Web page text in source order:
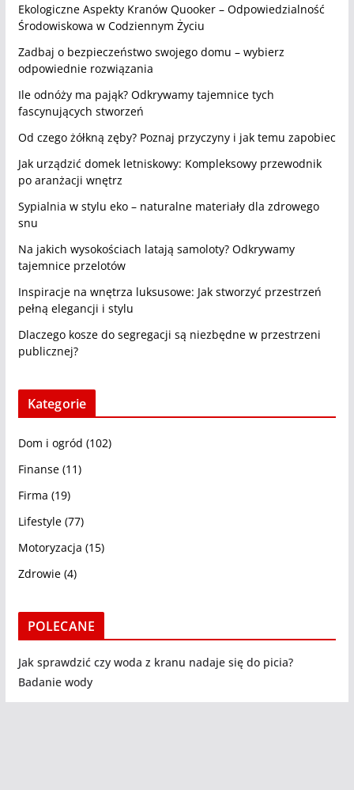
Ekologiczne Aspekty Kranów Quooker – Odpowiedzialność
Środowiskowa w Codziennym Życiu
Zadbaj o bezpieczeństwo swojego domu – wybierz
odpowiednie rozwiązania
Ile odnóży ma pająk? Odkrywamy tajemnice tych
fascynujących stworzeń
Od czego żółkną zęby? Poznaj przyczyny i jak temu zapobiec
Jak urządzić domek letniskowy: Kompleksowy przewodnik
po aranżacji wnętrz
Sypialnia w stylu eko – naturalne materiały dla zdrowego
snu
Na jakich wysokościach latają samoloty? Odkrywamy
tajemnice przelotów
Inspiracje na wnętrza luksusowe: Jak stworzyć przestrzeń
pełną elegancji i stylu
Dlaczego kosze do segregacji są niezbędne w przestrzeni
publicznej?
Kategorie
Dom i ogród (102)
Finanse(11)
Firma (19)
Lifestyle(77)
Motoryzacja (15)
Zdrowie(4)
POLECANE
Jak sprawdzić czy woda z kranu nadaje się do picia?
Badanie wody